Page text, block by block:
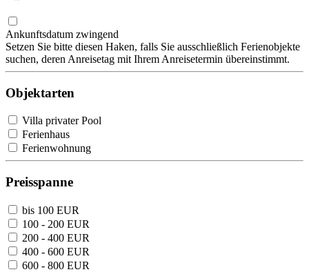
Ankunftsdatum zwingend
Setzen Sie bitte diesen Haken, falls Sie ausschließlich Ferienobjekte
suchen, deren Anreisetag mit Ihrem Anreisetermin übereinstimmt.
Objektarten
Villa privater Pool
Ferienhaus
Ferienwohnung
Preisspanne
bis 100 EUR
100 - 200 EUR
200 - 400 EUR
400 - 600 EUR
600 - 800 EUR